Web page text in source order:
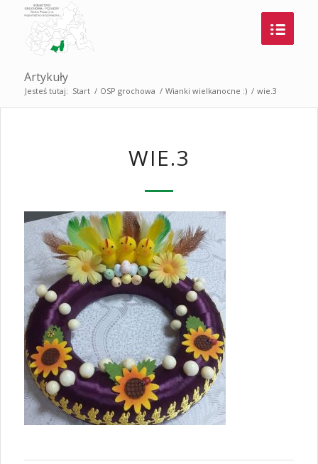
Artykuły
Jesteś tutaj: Start / OSP grochowa / Wianki wielkanocne :) / wie.3
WIE.3